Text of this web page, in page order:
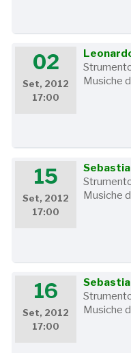
02
Set, 2012
17:00
Musiche
15
Set, 2012
17:00
Musiche
16
Set, 2012
17:00
Musiche